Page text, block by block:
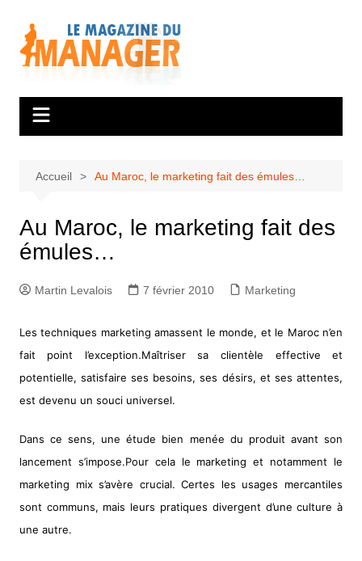
contenu
Accueil Au Maroc, le marketing fait des émules…
Au Maroc, le marketing fait des
émules…
Martin Levalois 7 février 2010 Marketing
Les techniques marketing amassent le monde, et le Maroc n’en
fait point l’exception.Maîtriser sa clientèle effective et
potentielle, satisfaire ses besoins, ses désirs, et ses attentes,
est devenu un souci universel.
Dans ce sens, une étude bien menée du produit avant son
lancement s’impose.Pour cela le marketing et notamment le
marketing mix s’avère crucial. Certes les usages mercantiles
sont communs, mais leurs pratiques divergent d’une culture à
une autre.